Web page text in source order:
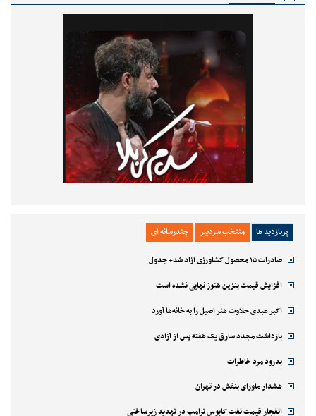
پربازدید ها منتخب سردبیر چندرسانه ای
صادرات ۱۵ محصول کشاورزی آزاد شد+ جدول
افزایش قیمت بنزین هنوز نهایی نشده است
اکبر عبدی حلاوت هنر اصیل را به خانه‌ها آورد
بازداشت مجدد سارق یک هفته پس از آزادی
بدرود مرد خاطرات
هشدار ماورای بنفش در تهران
انفجار قیمت نفت کابوس ترامپ در تهدید زیرساختی